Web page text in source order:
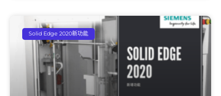
Solid Edge 2020新功能